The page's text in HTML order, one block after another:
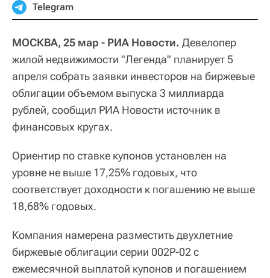
Telegram
МОСКВА, 25 мар - РИА Новости. Девелопер
жилой недвижимости "Легенда" планирует 5
апреля собрать заявки инвесторов на биржевые
облигации объемом выпуска 3 миллиарда
рублей, сообщил РИА Новости источник в
финансовых кругах.
Ориентир по ставке купонов установлен на
уровне не выше 17,25% годовых, что
соответствует доходности к погашению не выше
18,68% годовых.
Компания намерена разместить двухлетние
биржевые облигации серии 002P-02 с
ежемесячной выплатой купонов и погашением